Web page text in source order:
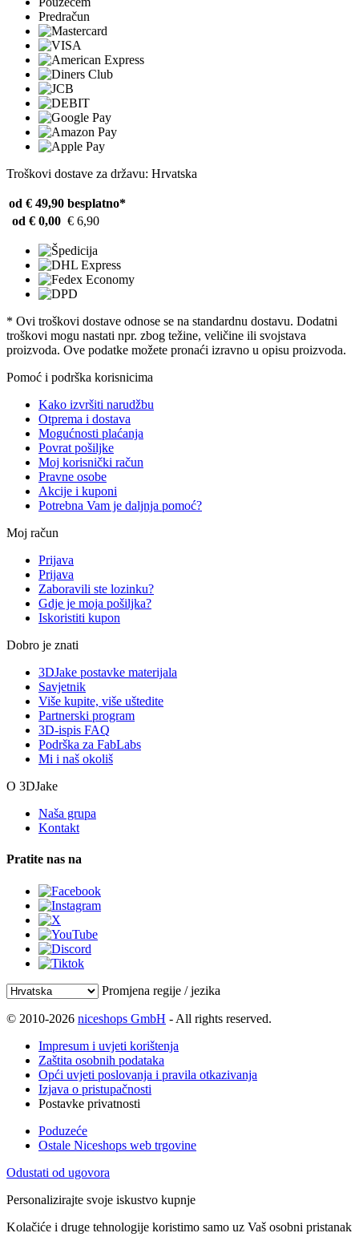
Predračun
Troškovi dostave za državu: Hrvatska
od € 49,90 besplatno*
od € 0,00 € 6,90
* Ovi troškovi dostave odnose se na standardnu ​​dostavu. Dodatni
troškovi mogu nastati npr. zbog težine, veličine ili svojstava
proizvoda. Ove podatke možete pronaći izravno u opisu proizvoda.
Pomoć i podrška korisnicima
Kako izvršiti narudžbu
Otprema i dostava
Mogućnosti plaćanja
Povrat pošiljke
Moj korisnički račun
Pravne osobe
Akcije i kuponi
Potrebna Vam je daljnja pomoć?
Moj račun
Prijava
Prijava
Zaboravili ste lozinku?
Gdje je moja pošiljka?
Iskoristiti kupon
Dobro je znati
3DJake postavke materijala
Savjetnik
Više kupite, više uštedite
Partnerski program
3D-ispis FAQ
Podrška za FabLabs
Mi i naš okoliš
O 3DJake
Naša grupa
Kontakt
Pratite nas na
Promjena regije / jezika
© 2010-2026 niceshops GmbH - All rights reserved.
Impresum i uvjeti korištenja
Zaštita osobnih podataka
Opći uvjeti poslovanja i pravila otkazivanja
Izjava o pristupačnosti
Postavke privatnosti
Poduzeće
Ostale Niceshops web trgovine
Odustati od ugovora
Personalizirajte svoje iskustvo kupnje
Kolačiće i druge tehnologije koristimo samo uz Vaš osobni pristanak